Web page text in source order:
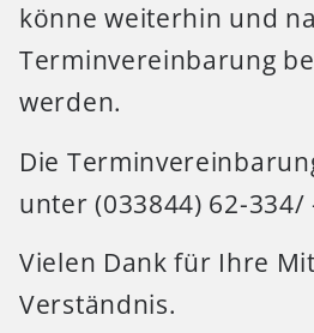
könne weiterhin und
Terminvereinbarung
werden.
Die
unter (033844) 62-334/
Vielen Dank für Ihre
Verständnis.